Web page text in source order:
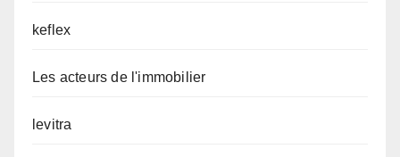
keflex
Les acteurs de l'immobilier
levitra